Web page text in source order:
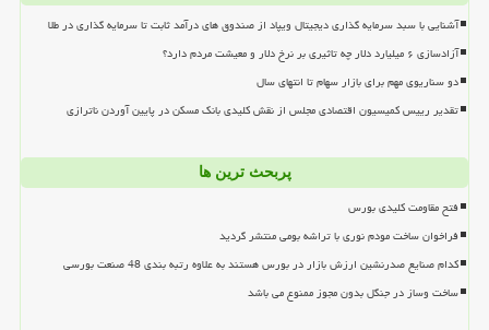
آشنایی با سبد سرمایه گذاری دیجیتال ویپاد از صندوق های درآمد ثابت تا سرمایه گذاری در طلا
آزادسازی ۶ میلیارد دلار چه تاثیری بر نرخ دلار و معیشت مردم دارد؟
دو سناریوی مهم برای بازار سهام تا انتهای سال
تقدیر رییس کمیسیون اقتصادی مجلس از نقش کلیدی بانک مسکن در پایین آوردن ناترازی
پربحث ترین ها
فتح مقاومت کلیدی بورس
فراخوان ساخت مودم نوری با تراشه بومی منتشر گردید
کدام صنایع صدرنشین ارزش بازار در بورس هستند به علاوه رتبه بندی 48 صنعت بورسی
ساخت وساز در جنگل بدون مجوز ممنوع می باشد